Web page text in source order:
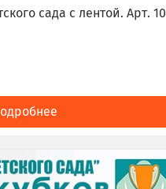
сада с лентой. Арт. 10